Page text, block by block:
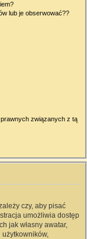
lub je obserwować??
związanych z tą
czy, aby pisać
umożliwia dostęp
jak własny awatar,
użytkowników,